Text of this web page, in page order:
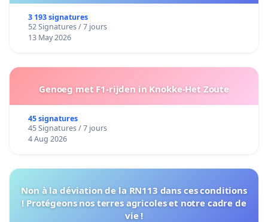
3 193 signatures
52 Signatures / 7 jours
13 May 2026
Genoeg met F1-rijden in Knokke-Het Zoute
45 signatures
45 Signatures / 7 jours
4 Aug 2026
Non à la déviation de la RN113 dans ces conditions
! Protégeons nos terres agricoles et notre cadre de
vie !